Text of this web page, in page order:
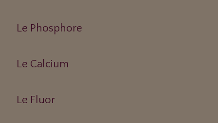
Le Phosphore
Le Calcium
Le Fluor